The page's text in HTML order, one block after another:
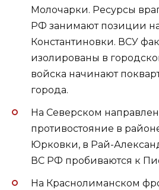
Молочарки. Ресурсы
РФ занимают позиции
Константиновки. ВСУ
изолированы в
войска начинают
города.
На Северском
противостояние в
Юрковки, в Рай-
ВС РФ пробиваются к
На Краснолиманском